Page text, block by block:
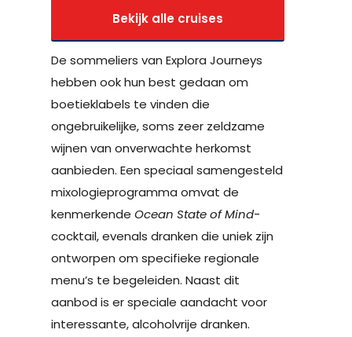
Bekijk alle cruises
De sommeliers van Explora Journeys
hebben ook hun best gedaan om
boetieklabels te vinden die
ongebruikelijke, soms zeer zeldzame
wijnen van onverwachte herkomst
aanbieden. Een speciaal samengesteld
mixologieprogramma omvat de
kenmerkende Ocean State of Mind-
cocktail, evenals dranken die uniek zijn
ontworpen om specifieke regionale
menu’s te begeleiden. Naast dit
aanbod is er speciale aandacht voor
interessante, alcoholvrije dranken.